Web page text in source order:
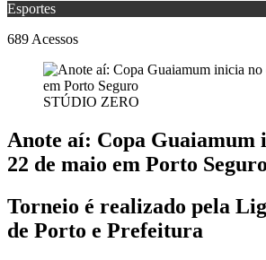
Esportes
689 Acessos
STÚDIO ZERO
Anote aí: Copa Guaiamum
22 de maio em Porto Seguro
Torneio é realizado pela
de Porto e Prefeitura